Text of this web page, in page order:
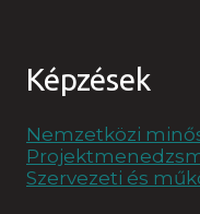
Képzések
Nemzetközi
Szervezeti és